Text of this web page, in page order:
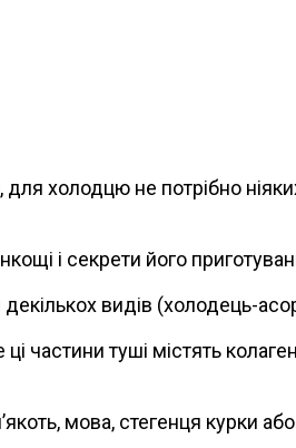
для холодцю не потрібно
і секрети його
видів (холодець-
частини туші містять
мова, стегенця курки